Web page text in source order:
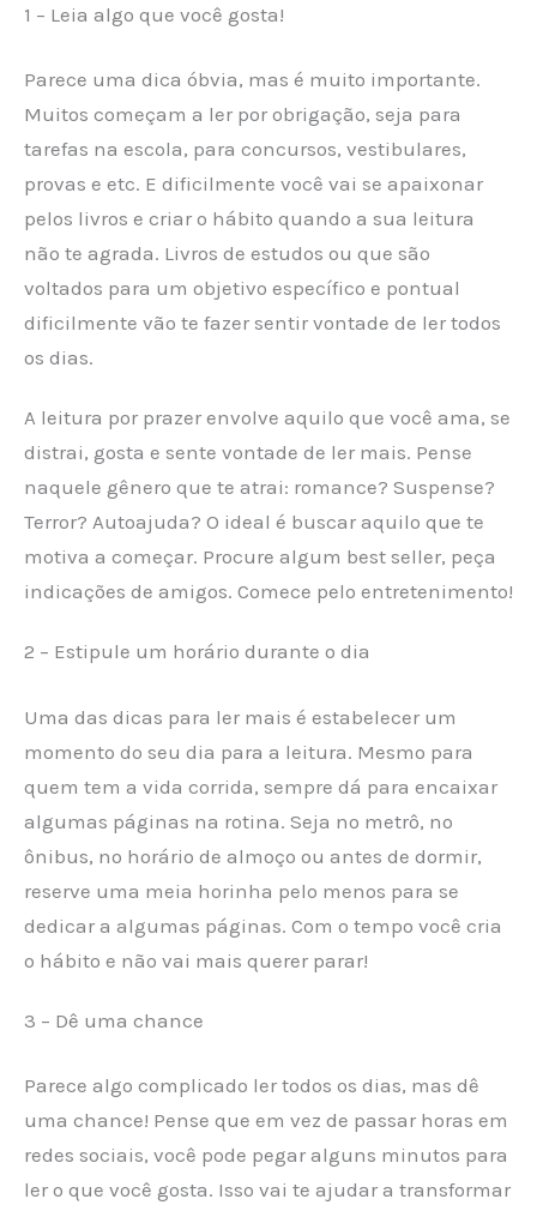
1 – Leia algo que você gosta!
Parece uma dica óbvia, mas é muito importante.
Muitos começam a ler por obrigação, seja para
tarefas na escola, para concursos, vestibulares,
provas e etc. E dificilmente você vai se apaixonar
pelos livros e criar o hábito quando a sua leitura
não te agrada. Livros de estudos ou que são
voltados para um objetivo específico e pontual
dificilmente vão te fazer sentir vontade de ler todos
os dias.
A leitura por prazer envolve aquilo que você ama, se
distrai, gosta e sente vontade de ler mais. Pense
naquele gênero que te atrai: romance? Suspense?
Terror? Autoajuda? O ideal é buscar aquilo que te
motiva a começar. Procure algum best seller, peça
indicações de amigos. Comece pelo entretenimento!
2 – Estipule um horário durante o dia
Uma das dicas para ler mais é estabelecer um
momento do seu dia para a leitura. Mesmo para
quem tem a vida corrida, sempre dá para encaixar
algumas páginas na rotina. Seja no metrô, no
ônibus, no horário de almoço ou antes de dormir,
reserve uma meia horinha pelo menos para se
dedicar a algumas páginas. Com o tempo você cria
o hábito e não vai mais querer parar!
3 – Dê uma chance
Parece algo complicado ler todos os dias, mas dê
uma chance! Pense que em vez de passar horas em
redes sociais, você pode pegar alguns minutos para
ler o que você gosta. Isso vai te ajudar a transformar